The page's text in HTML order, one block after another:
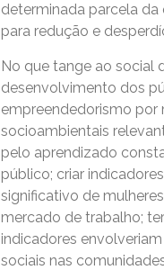
determinada parcela
para redução e
No que tange ao social
desenvolvimento dos
empreendedorismo por
socioambientais
pelo aprendizado
público; criar
significativo de
mercado de trabalho;
indicadores
sociais nas